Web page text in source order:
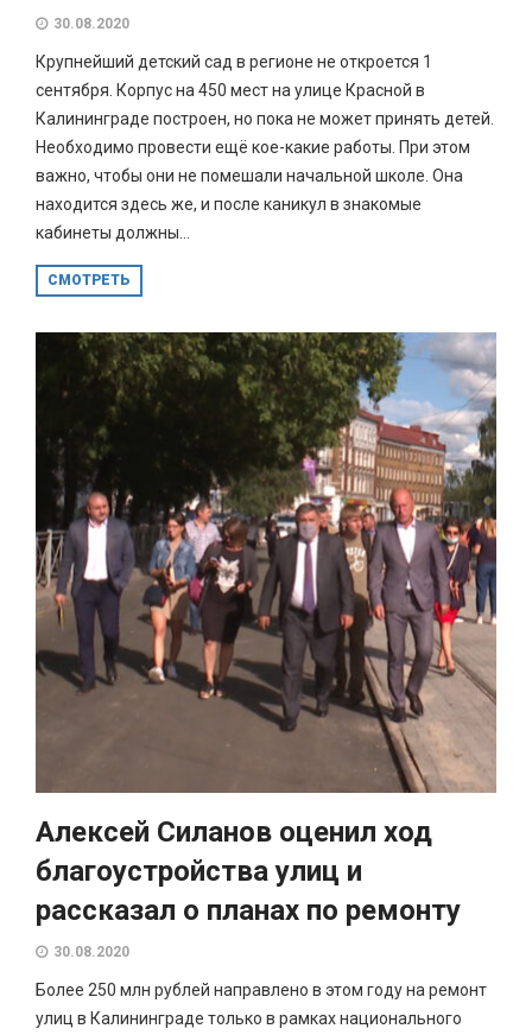
30.08.2020
Крупнейший детский сад в регионе не откроется 1
сентября. Корпус на 450 мест на улице Красной в
Калининграде построен, но пока не может принять детей.
Необходимо провести ещё кое-какие работы. При этом
важно, чтобы они не помешали начальной школе. Она
находится здесь же, и после каникул в знакомые
кабинеты должны...
СМОТРЕТЬ
Алексей Силанов оценил ход
благоустройства улиц и
рассказал о планах по ремонту
30.08.2020
Более 250 млн рублей направлено в этом году на ремонт
улиц в Калининграде только в рамках национального